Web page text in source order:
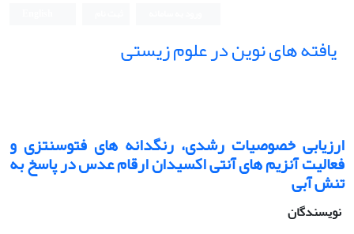
یافته های نوین در علوم زیستی
ارزیابی خصوصیات رشدی، رنگدانه های فتوسنتزی و
فعالیت آنزیم های آنتی اکسیدان ارقام عدس در پاسخ به
تنش آبی
نویسندگان